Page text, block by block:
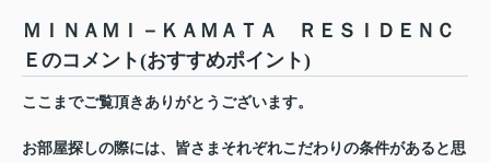
ＭＩＮＡＭＩ－ＫＡＭＡＴＡ ＲＥＳＩＤＥＮＣ
Ｅのコメント(おすすめポイント)
ここまでご覧頂きありがとうございます。
お部屋探しの際には、皆さまそれぞれこだわりの条件があると思